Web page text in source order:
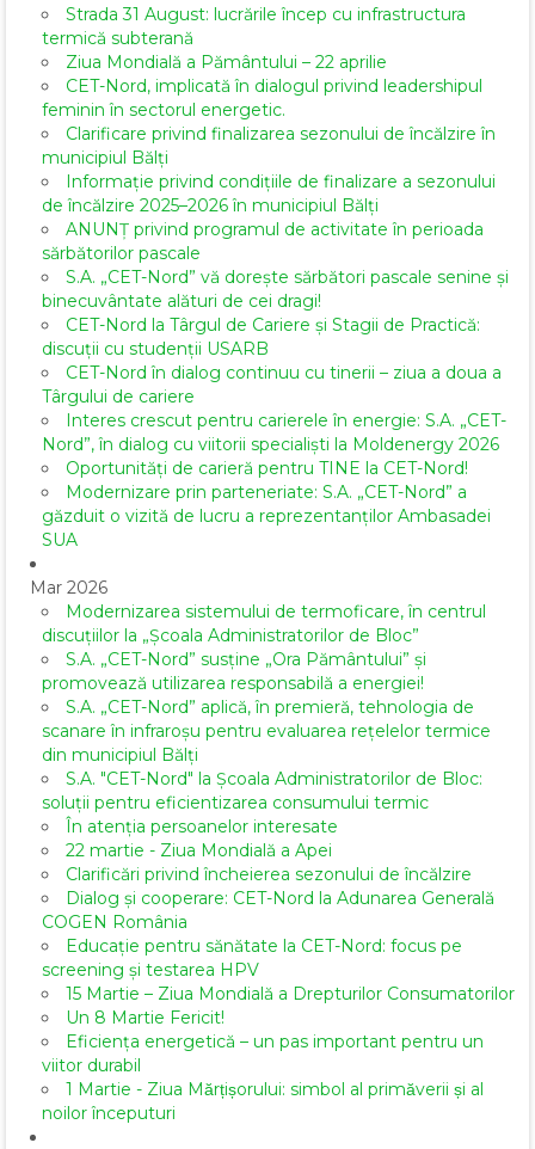
Strada 31 August: lucrările încep cu infrastructura
termică subterană
Ziua Mondială a Pământului – 22 aprilie
CET-Nord, implicată în dialogul privind leadershipul
feminin în sectorul energetic.
Clarificare privind finalizarea sezonului de încălzire în
municipiul Bălți
Informație privind condițiile de finalizare a sezonului
de încălzire 2025–2026 în municipiul Bălți
ANUNȚ privind programul de activitate în perioada
sărbătorilor pascale
S.A. „CET-Nord” vă dorește sărbători pascale senine și
binecuvântate alături de cei dragi!
CET-Nord la Târgul de Cariere și Stagii de Practică:
discuții cu studenții USARB
CET-Nord în dialog continuu cu tinerii – ziua a doua a
Târgului de cariere
Interes crescut pentru carierele în energie: S.A. „CET-
Nord”, în dialog cu viitorii specialiști la Moldenergy 2026
Oportunități de carieră pentru TINE la CET-Nord!
Modernizare prin parteneriate: S.A. „CET-Nord” a
găzduit o vizită de lucru a reprezentanților Ambasadei
SUA
Mar 2026
Modernizarea sistemului de termoficare, în centrul
discuțiilor la „Școala Administratorilor de Bloc”
S.A. „CET-Nord” susține „Ora Pământului” și
promovează utilizarea responsabilă a energiei!
S.A. „CET-Nord” aplică, în premieră, tehnologia de
scanare în infraroșu pentru evaluarea rețelelor termice
din municipiul Bălți
S.A. "CET-Nord" la Școala Administratorilor de Bloc:
soluții pentru eficientizarea consumului termic
În atenția persoanelor interesate
22 martie - Ziua Mondială a Apei
Clarificări privind încheierea sezonului de încălzire
Dialog și cooperare: CET-Nord la Adunarea Generală
COGEN România
Educație pentru sănătate la CET-Nord: focus pe
screening și testarea HPV
15 Martie – Ziua Mondială a Drepturilor Consumatorilor
Un 8 Martie Fericit!
Eficiența energetică – un pas important pentru un
viitor durabil
1 Martie - Ziua Mărțișorului: simbol al primăverii și al
noilor începuturi